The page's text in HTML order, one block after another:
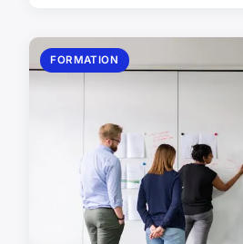
FORMATION